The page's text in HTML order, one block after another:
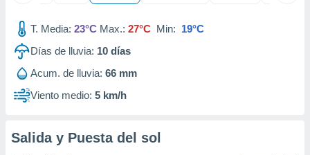
T. Media: 23°C Max.: 27°C Min: 19°C
Días de lluvia: 10 días
Acum. de lluvia: 66 mm
Viento medio: 5 km/h
Salida y Puesta del sol